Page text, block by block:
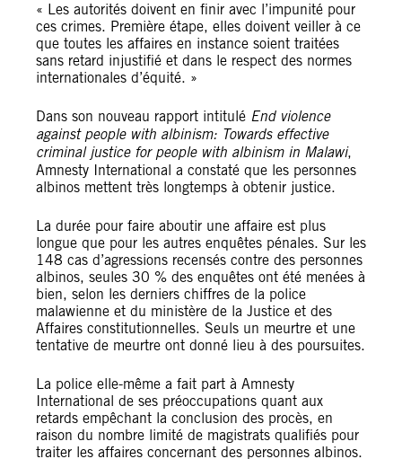
« Les autorités doivent en finir avec l’impunité pour
ces crimes. Première étape, elles doivent veiller à ce
que toutes les affaires en instance soient traitées
sans retard injustifié et dans le respect des normes
internationales d’équité. »
Dans son nouveau rapport intitulé End violence
against people with albinism: Towards effective
criminal justice for people with albinism in Malawi,
Amnesty International a constaté que les personnes
albinos mettent très longtemps à obtenir justice.
La durée pour faire aboutir une affaire est plus
longue que pour les autres enquêtes pénales. Sur les
148 cas d’agressions recensés contre des personnes
albinos, seules 30 % des enquêtes ont été menées à
bien, selon les derniers chiffres de la police
malawienne et du ministère de la Justice et des
Affaires constitutionnelles. Seuls un meurtre et une
tentative de meurtre ont donné lieu à des poursuites.
La police elle-même a fait part à Amnesty
International de ses préoccupations quant aux
retards empêchant la conclusion des procès, en
raison du nombre limité de magistrats qualifiés pour
traiter les affaires concernant des personnes albinos.